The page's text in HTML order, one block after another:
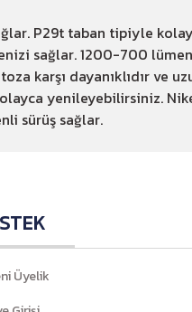
P29t taban tipiyle
sağlar. 1200-700
karşı dayanıklıdır ve
yenileyebilirsiniz.
sürüş sağlar.
Üyelik